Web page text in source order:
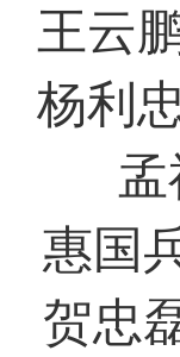
王云
杨利
孟
惠国
贺忠